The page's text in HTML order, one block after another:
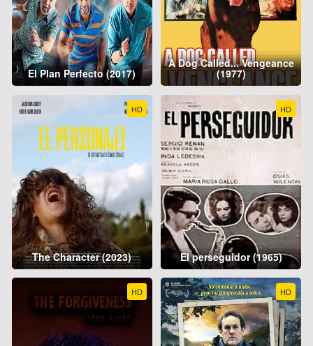
El Plan Perfecto (2017)
A Dog Called... Vengeance
(1977)
HD
The Character (2023)
HD
El perseguidor (1965)
HD HD